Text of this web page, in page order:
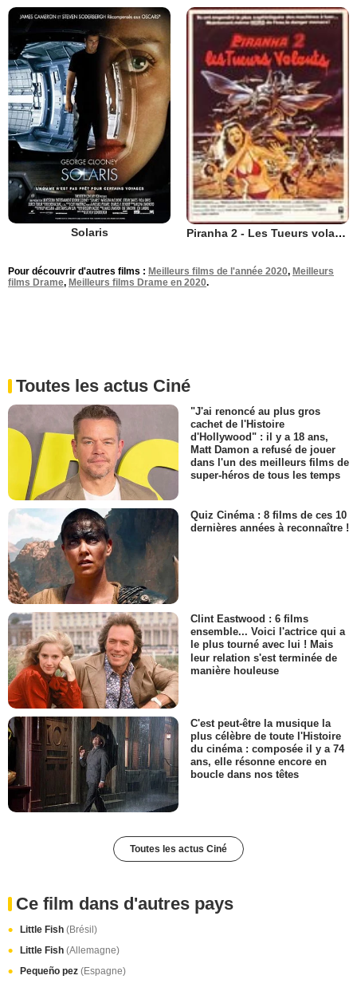
Solaris Piranha 2 - Les Tueurs volants
Pour découvrir d'autres films : Meilleurs films de l'année 2020, Meilleurs
films Drame, Meilleurs films Drame en 2020.
Toutes les actus Ciné
"J'ai renoncé au plus gros
cachet de l'Histoire
d'Hollywood" : il y a 18 ans,
Matt Damon a refusé de jouer
dans l'un des meilleurs films de
super-héros de tous les temps
Quiz Cinéma : 8 films de ces 10
dernières années à reconnaître !
Clint Eastwood : 6 films
ensemble... Voici l'actrice qui a
le plus tourné avec lui ! Mais
leur relation s'est terminée de
manière houleuse
C'est peut-être la musique la
plus célèbre de toute l'Histoire
du cinéma : composée il y a 74
ans, elle résonne encore en
boucle dans nos têtes
Toutes les actus Ciné
Ce film dans d'autres pays
Little Fish (Brésil)
Little Fish (Allemagne)
Pequeño pez (Espagne)